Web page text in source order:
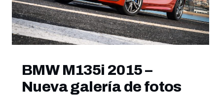
BMW M135i 2015 –
Nueva galería de fotos